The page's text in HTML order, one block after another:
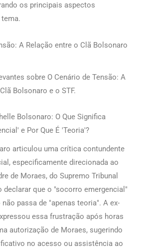
os principais aspectos
A Relação entre o Clã Bolsonaro
sobre O Cenário de Tensão: A
Bolsonaro e o STF.
Bolsonaro: O Que Significa
e Por Que É 'Teoria'?
articulou uma crítica contundente
especificamente direcionada ao
de Moraes, do Supremo Tribunal
declarar que o "socorro emergencial"
passa de "apenas teoria". A ex-
essa frustração após horas
autorização de Moraes, sugerindo
no acesso ou assistência ao